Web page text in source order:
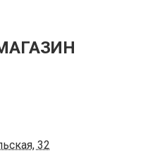
32